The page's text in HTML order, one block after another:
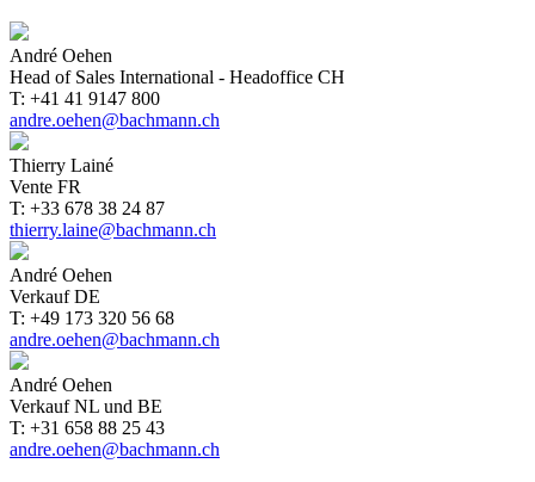
André Oehen
Head of Sales International - Headoffice CH
T: +41 41 9147 800
andre.oehen@bachmann.ch
Thierry Lainé
Vente FR
T: +33 678 38 24 87
thierry.laine@bachmann.ch
André Oehen
Verkauf DE
T: +49 173 320 56 68
andre.oehen@bachmann.ch
André Oehen
Verkauf NL und BE
T: +31 658 88 25 43
andre.oehen@bachmann.ch